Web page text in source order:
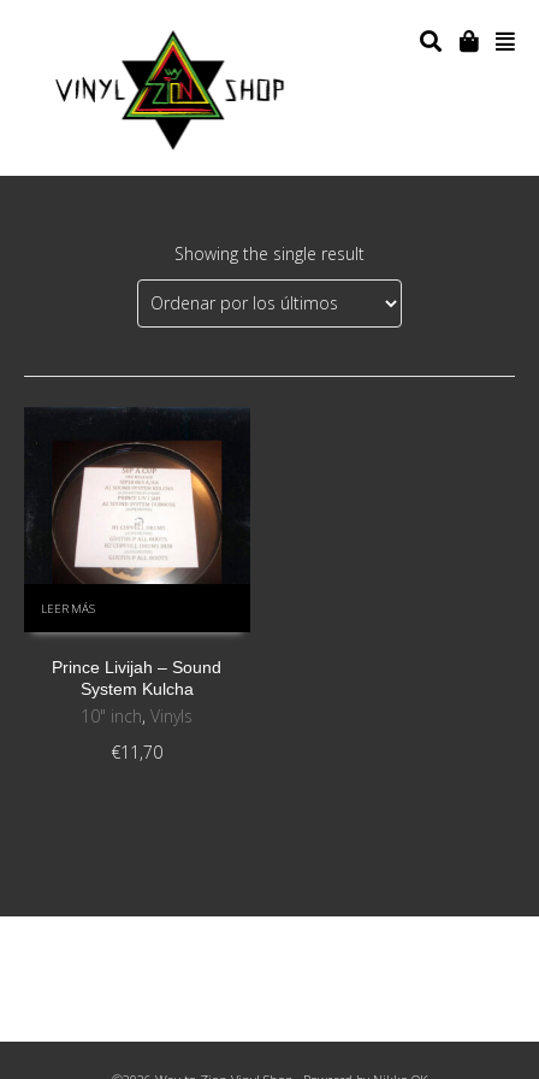
Showing the single result
LEER MÁS
Prince Livijah ‎– Sound
System Kulcha
10" inch,Vinyls
€11,70